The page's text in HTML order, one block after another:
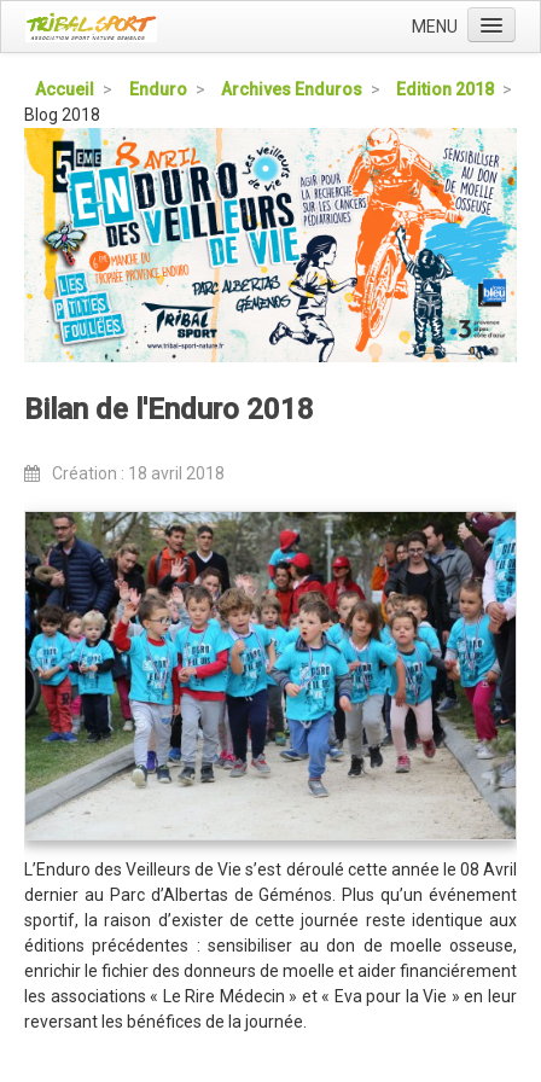
MENU
Qui sommes nous ?
L'Association Tribal
Le Club Tribal VTT
Le Team Tribal
La Newsletter Tribal
Gérer votre abonnement
Dans la presse
Présentation
Trips Enduro
Stages Perfectionnement
Séminaires Entreprises
S'inscrire aux Cours...
S'inscrire aux Stages / Sorties...
La page Instagram du club...
Enduro
Edition 2025
Blog 2025
Partenaires 2025
Accueil > Enduro > Archives Enduros > Edition 2018 >
Blog 2018
Bilan de l'Enduro 2018
Création : 18 avril 2018
L’Enduro des Veilleurs de Vie s’est déroulé cette année le 08 Avril
dernier au Parc d’Albertas de Géménos. Plus qu’un événement
sportif, la raison d’exister de cette journée reste identique aux
éditions précédentes : sensibiliser au don de moelle osseuse,
enrichir le fichier des donneurs de moelle et aider financiérement
les associations « Le Rire Médecin » et « Eva pour la Vie » en leur
reversant les bénéfices de la journée.